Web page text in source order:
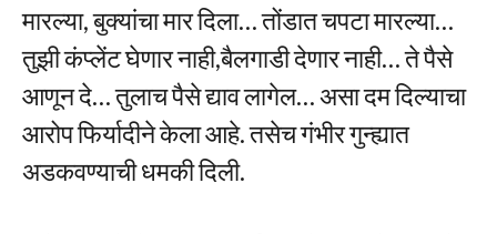
मारल्या, बुक्यांचा मार दिला… तोंडात चपटा मारल्या…
तुझी कंप्लेंट घेणार नाही,बैलगाडी देणार नाही… ते पैसे
आणून दे… तुलाच पैसे द्याव लागेल… असा दम दिल्याचा
आरोप फिर्यादीने केला आहे. तसेच गंभीर गुन्ह्यात
अडकवण्याची धमकी दिली.